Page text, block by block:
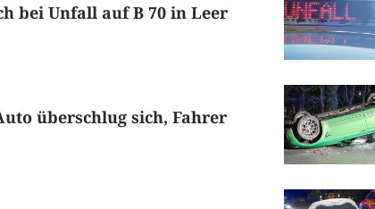
bei Unfall auf B 70 in Leer
überschlug sich, Fahrer